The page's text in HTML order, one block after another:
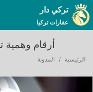
تركي دار
عقارات تركيا
أرقام وهمية
الرئيسية المدونة